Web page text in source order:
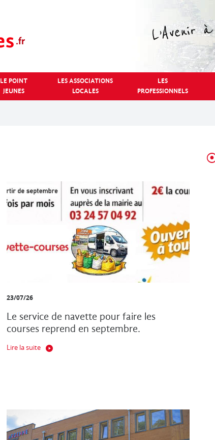
LE POINT
JEUNES
LES ASSOCIATIONS
LOCALES
LES
PROFESSIONNELS
23/07/26
Le service de navette pour faire les
courses reprend en septembre.
Lire la suite